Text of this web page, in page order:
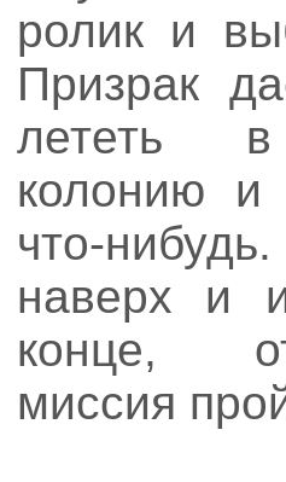
ролик и
Призрак
лететь в
колонию и
что-
наверх и
конце,
миссия